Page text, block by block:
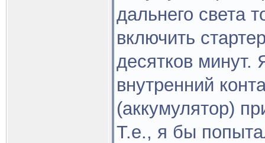
дальнего света
включить
десятков минут.
внутренний
(аккумулятор)
Т.е., я бы